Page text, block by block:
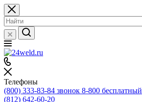
Телефоны
(800) 333-83-84 звонок 8-800 бесплатный
(812) 642-60-20